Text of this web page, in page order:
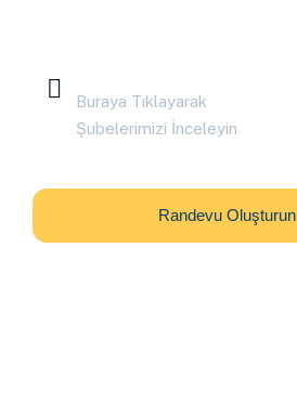
Buraya Tıklayarak
Şubelerimizi İnceleyin
Randevu Oluşturun